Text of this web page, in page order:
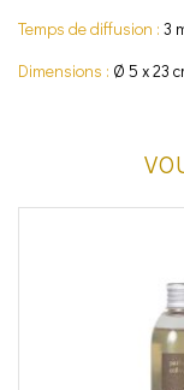
Temps de diffusion : 3
Dimensions : Ø 5 x 23